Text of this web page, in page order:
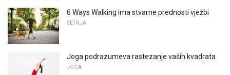
6 Ways Walking ima stvarne prednosti vježbi
ŠETNJA
Joga podrazumeva rastezanje vaših kvadrata
JOGA